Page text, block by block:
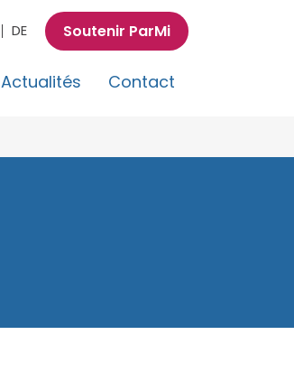
DE Soutenir ParMi
Actualités Contact